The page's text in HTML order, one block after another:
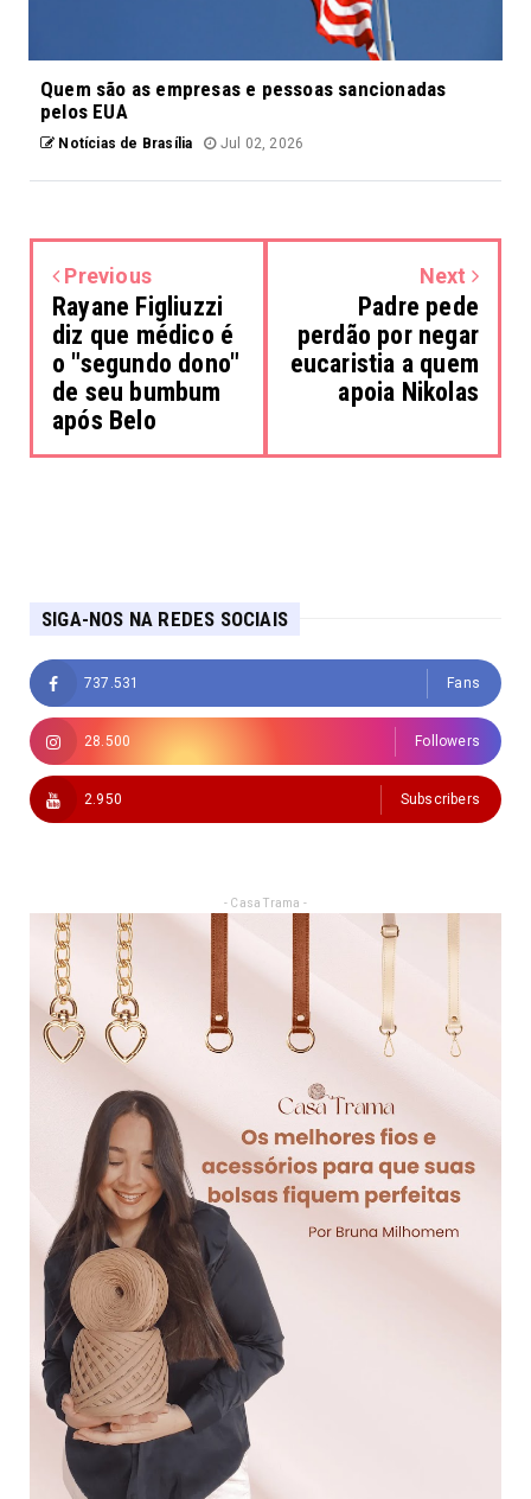
Quem são as empresas e pessoas sancionadas
pelos EUA
Notícias de Brasília Jul 02, 2026
Previous
Rayane Figliuzzi
diz que médico é
o "segundo dono"
de seu bumbum
após Belo
Next
Padre pede
perdão por negar
eucaristia a quem
apoia Nikolas
SIGA-NOS NA REDES SOCIAIS
737.531 Fans
28.500 Followers
2.950 Subscribers
- Casa Trama -